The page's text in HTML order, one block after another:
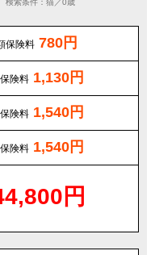
検索条件：猫／0歳
保険料 780円
険料 1,130円
険料 1,540円
険料 1,540円
円